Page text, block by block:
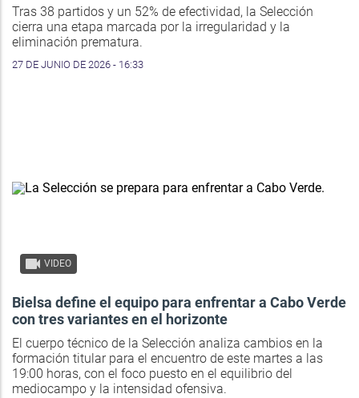
Tras 38 partidos y un 52% de efectividad, la Selección
cierra una etapa marcada por la irregularidad y la
eliminación prematura.
27 DE JUNIO DE 2026 - 16:33
VIDEO
Bielsa define el equipo para enfrentar a Cabo Verde
con tres variantes en el horizonte
El cuerpo técnico de la Selección analiza cambios en la
formación titular para el encuentro de este martes a las
19:00 horas, con el foco puesto en el equilibrio del
mediocampo y la intensidad ofensiva.